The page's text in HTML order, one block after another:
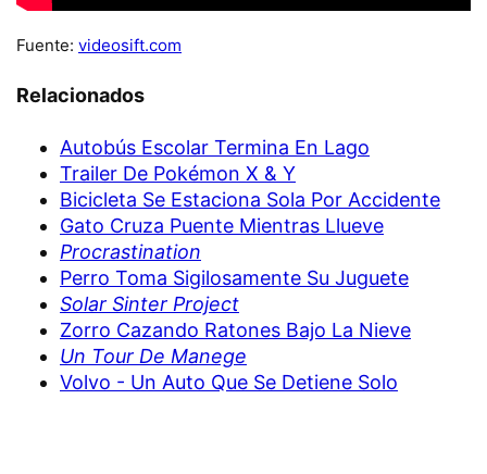
Fuente: videosift.com
Relacionados
Autobús Escolar Termina En Lago
Trailer De Pokémon X & Y
Bicicleta Se Estaciona Sola Por Accidente
Gato Cruza Puente Mientras Llueve
Procrastination
Perro Toma Sigilosamente Su Juguete
Solar Sinter Project
Zorro Cazando Ratones Bajo La Nieve
Un Tour De Manege
Volvo - Un Auto Que Se Detiene Solo